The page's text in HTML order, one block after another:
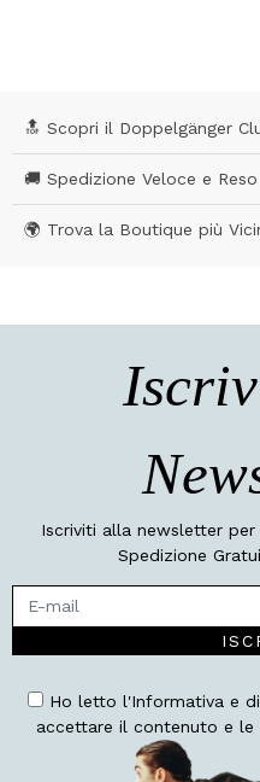
🔝 Scopri il Doppelgänger
🚚 Spedizione Veloce e
🌍 Trova la Boutique più
Iscriviti alla newsletter
Spedizione
Ho letto l'Informativa e
accettare il contenuto e le